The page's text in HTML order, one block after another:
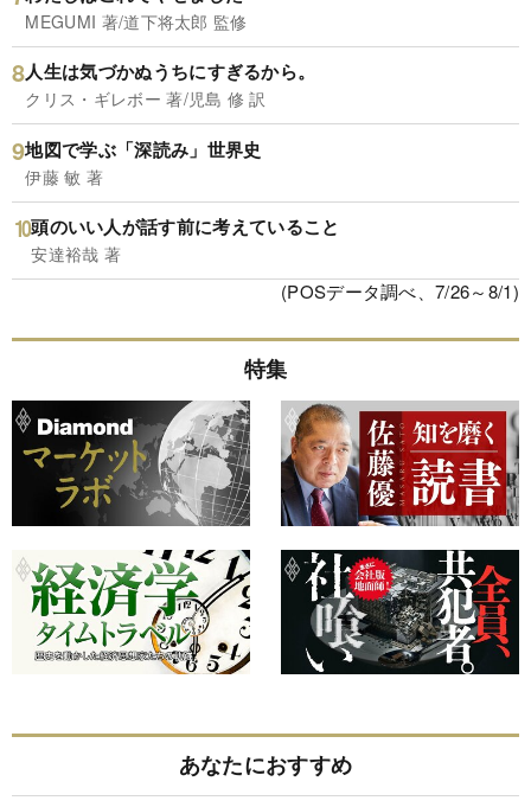
MEGUMI 著/道下将太郎 監修
人生は気づかぬうちにすぎるから。
クリス・ギレボー 著/児島 修 訳
地図で学ぶ「深読み」世界史
伊藤 敏 著
頭のいい人が話す前に考えていること
安達裕哉 著
(POSデータ調べ、7/26～8/1)
特集
あなたにおすすめ